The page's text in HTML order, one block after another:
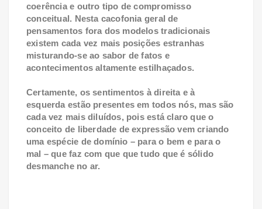
coerência e outro tipo de compromisso
conceitual. Nesta cacofonia geral de
pensamentos fora dos modelos tradicionais
existem cada vez mais posições estranhas
misturando-se ao sabor de fatos e
acontecimentos altamente estilhaçados.
Certamente, os sentimentos à direita e à
esquerda estão presentes em todos nós, mas são
cada vez mais diluídos, pois está claro que o
conceito de liberdade de expressão vem criando
uma espécie de domínio – para o bem e para o
mal – que faz com que que tudo que é sólido
desmanche no ar.